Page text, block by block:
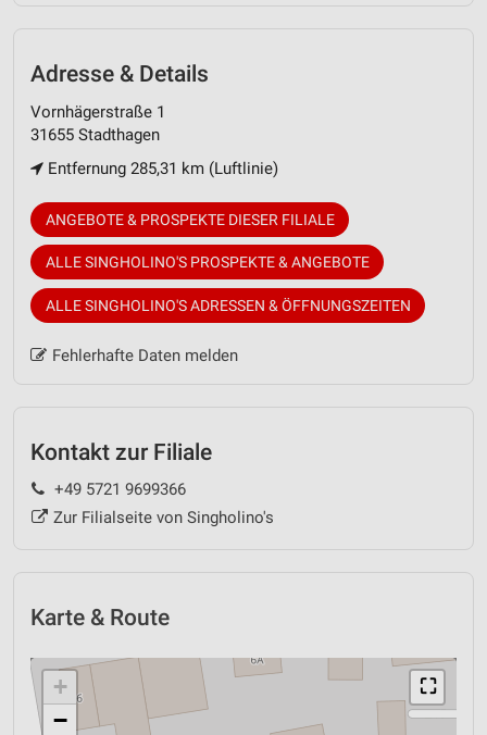
Adresse & Details
Vornhägerstraße 1
31655 Stadthagen
Entfernung 285,31 km (Luftlinie)
ANGEBOTE & PROSPEKTE DIESER FILIALE
ALLE SINGHOLINO'S PROSPEKTE & ANGEBOTE
ALLE SINGHOLINO'S ADRESSEN & ÖFFNUNGSZEITEN
Fehlerhafte Daten melden
Kontakt zur Filiale
+49 5721 9699366
Zur Filialseite von Singholino's
Karte & Route
⛶
+
−